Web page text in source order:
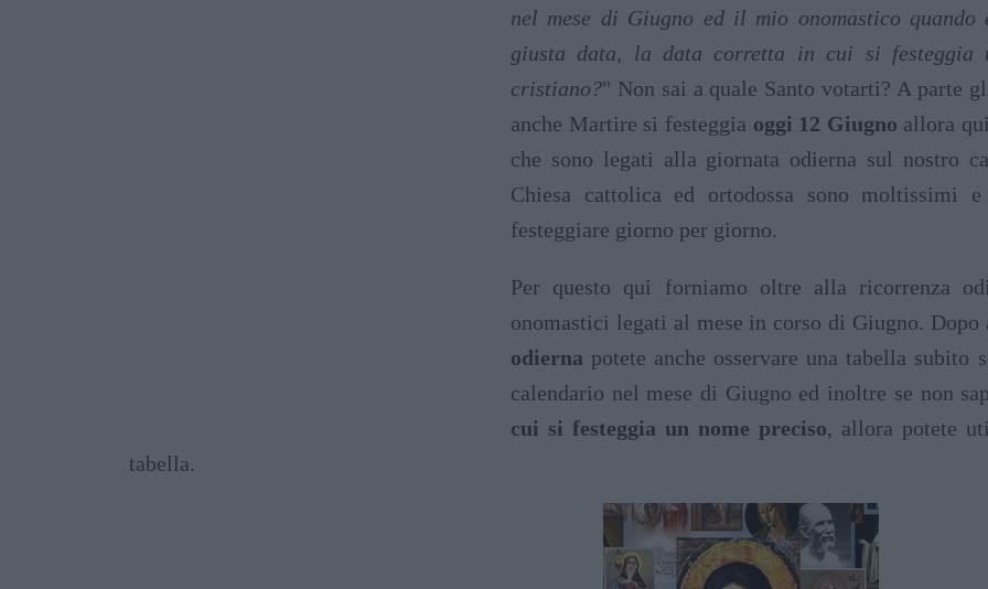
nel mese di Giugno ed il mio onomastico
giusta data, la data corretta in cui si festeggia
cristiano?" Non sai a quale Santo votarti? A parte
anche Martire si festeggia oggi 12 Giugno allora
che sono legati alla giornata odierna sul nostro
Chiesa cattolica ed ortodossa sono moltissimi
festeggiare giorno per giorno.
Per questo qui forniamo oltre alla ricorrenza
onomastici legati al mese in corso di Giugno.
odierna potete anche osservare una tabella
calendario nel mese di Giugno ed inoltre se non
cui si festeggia un nome preciso, allora potete
tabella.